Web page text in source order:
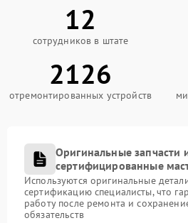
12
сотрудников в штате
2126
отремонтированных устройств
Оригинальные запчасти
сертифицированные
Используются оригинальные
сертификацию специалисты, что
работу после ремонта и
обязательств